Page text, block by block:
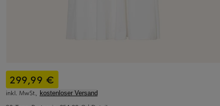
299,99 €
inkl. MwSt., kostenloser Versand